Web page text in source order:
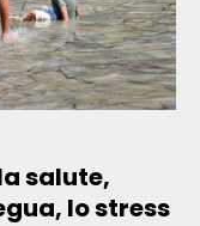
salute,
lo stress